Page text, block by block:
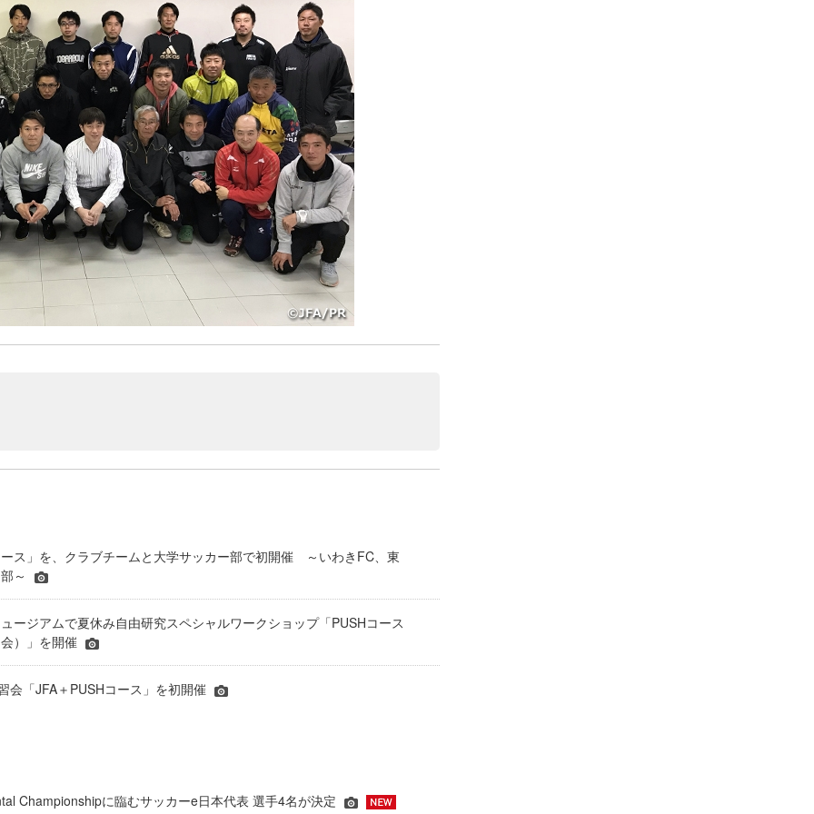
ス」を、クラブチームと大学サッカー部で初開催 ～いわきFC、東
～
ージアムで夏休み自由研究スペシャルワークショップ「PUSHコース
）」を開催
会「JFA＋PUSHコース」を初開催
Championshipに臨むサッカーe日本代表 選手4名が決定